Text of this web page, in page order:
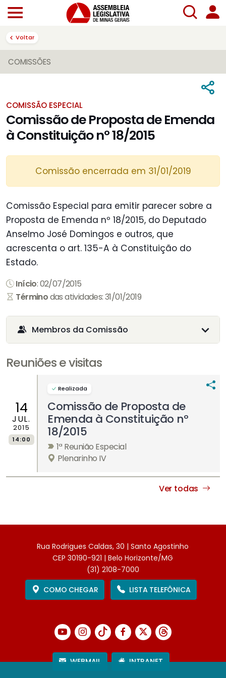
Voltar
COMISSÕES
COMISSÃO ESPECIAL
Comissão de Proposta de Emenda
à Constituição nº 18/2015
Comissão encerrada em 31/01/2019
Comissão Especial para emitir parecer sobre a
Proposta de Emenda nº 18/2015, do Deputado
Anselmo José Domingos e outros, que
acrescenta o art. 135-A à Constituição do
Estado.
Início: 02/07/2015
Términodas atividades: 31/01/2019
Membros da Comissão
Reuniões e visitas
14
JUL.
2015
14:00
Realizada
Comissão de Proposta de
Emenda à Constituição nº
18/2015
1ª Reunião Especial
Plenarinho IV
Ver todas
Rua Rodrigues Caldas, 30 | Santo Agostinho
CEP 30190-921 | Belo Horizonte/MG
(31) 2108-7000
COMO CHEGAR
LISTA TELEFÔNICA
WEBMAIL INTRANET